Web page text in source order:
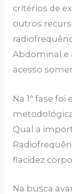
critérios de
outros
Abdominal e
acesso
Na 1ª fase
Qual a
flacidez
Na busca